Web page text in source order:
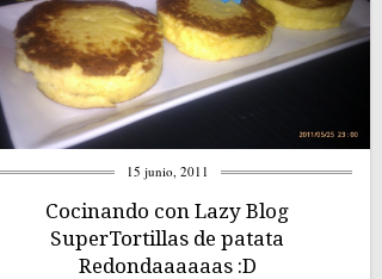
15 junio, 2011
Cocinando con Lazy Blog
SuperTortillas de patata
Redondaaaaaas :D